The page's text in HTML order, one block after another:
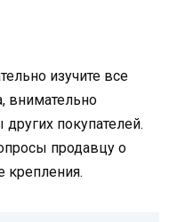
изучите все
внимательно
покупателей.
продавцу о
крепления.